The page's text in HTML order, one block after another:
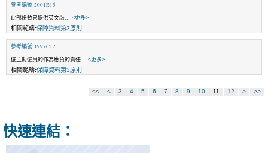
參考編號:2001E15
此部份暫只提供英文版 ... <更多>
相關範疇:保障資料第3原則
參考編號:1997C12
僱主對僱員的作為應負的責任 ... <更多>
相關範疇:保障資料第3原則
<< < 3 4 5 6 7 8 9 10 11 12 > >>
快速連結：